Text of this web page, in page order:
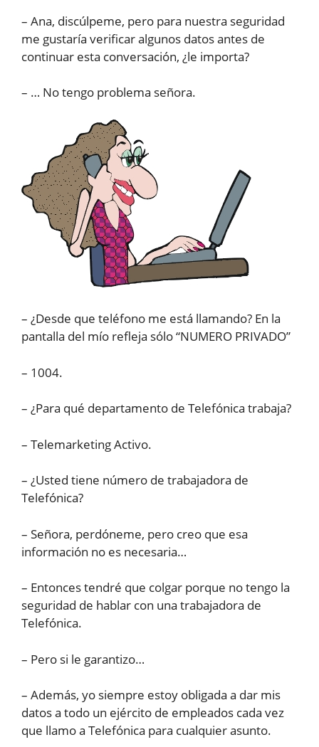
– Ana, discúlpeme, pero para nuestra seguridad
me gustaría verificar algunos datos antes de
continuar esta conversación, ¿le importa?
– … No tengo problema señora.
– ¿Desde que teléfono me está llamando? En la
pantalla del mío refleja sólo “NUMERO PRIVADO”
– 1004.
– ¿Para qué departamento de Telefónica trabaja?
– Telemarketing Activo.
– ¿Usted tiene número de trabajadora de
Telefónica?
– Señora, perdóneme, pero creo que esa
información no es necesaria…
– Entonces tendré que colgar porque no tengo la
seguridad de hablar con una trabajadora de
Telefónica.
– Pero si le garantizo…
– Además, yo siempre estoy obligada a dar mis
datos a todo un ejército de empleados cada vez
que llamo a Telefónica para cualquier asunto.